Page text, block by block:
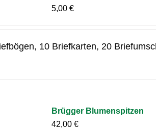
5,00€
10 Briefkarten, 20
Brügger Blumenspitzen
42,00€